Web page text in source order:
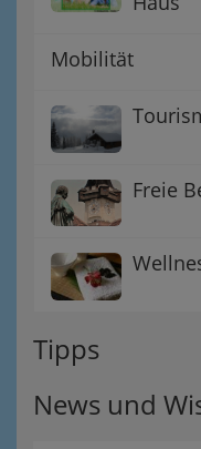
Mobilität
Freie
Tipps
News und